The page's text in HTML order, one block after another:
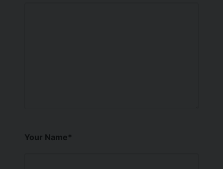
Your Name*